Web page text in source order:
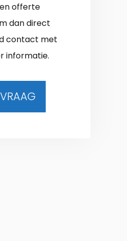
offerte
dan direct
contact met
informatie.